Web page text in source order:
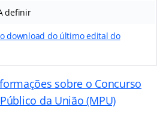
definir
download do último edital do
sobre o Concurso
da União (MPU)